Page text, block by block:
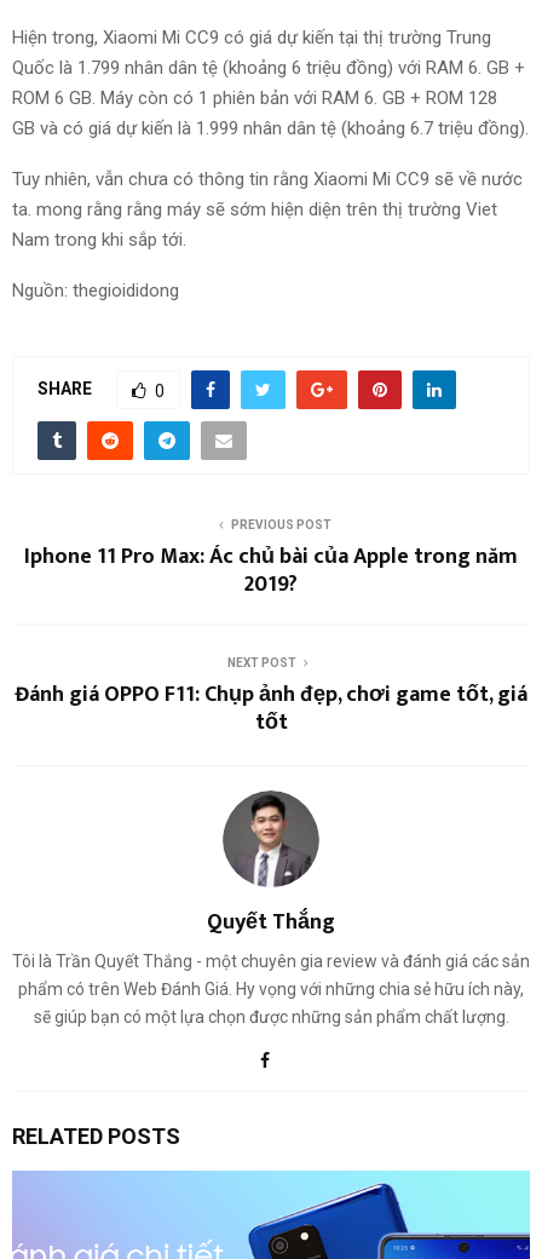
Hiện trong, Xiaomi Mi CC9 có giá dự kiến tại thị trường Trung
Quốc là 1.799 nhân dân tệ (khoảng 6 triệu đồng) với RAM 6. GB +
ROM 6 GB. Máy còn có 1 phiên bản với RAM 6. GB + ROM 128
GB và có giá dự kiến là 1.999 nhân dân tệ (khoảng 6.7 triệu đồng).
Tuy nhiên, vẫn chưa có thông tin rằng Xiaomi Mi CC9 sẽ về nước
ta. mong rằng rằng máy sẽ sớm hiện diện trên thị trường Viet
Nam trong khi sắp tới.
Nguồn: thegioididong
SHARE 0
PREVIOUS POST
Iphone 11 Pro Max: Ác chủ bài của Apple trong năm
2019?
NEXT POST
Đánh giá OPPO F11: Chụp ảnh đẹp, chơi game tốt, giá
tốt
Quyết Thắng
Tôi là Trần Quyết Thắng - một chuyên gia review và đánh giá các sản
phẩm có trên Web Đánh Giá. Hy vọng với những chia sẻ hữu ích này,
sẽ giúp bạn có một lựa chọn được những sản phẩm chất lượng.
RELATED POSTS